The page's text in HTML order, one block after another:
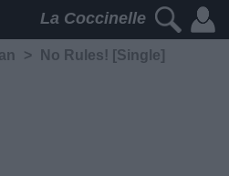
La Coccinelle
> No Rules! [Single]